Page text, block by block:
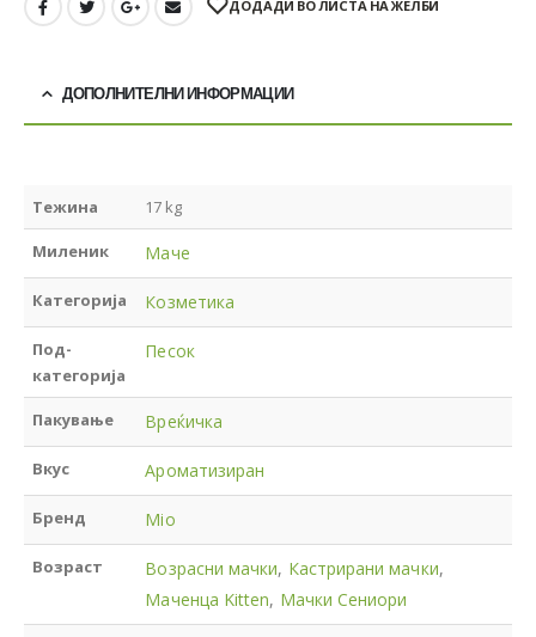
ДОДАДИ ВО ЛИСТА НА ЖЕЛБИ
ДОПОЛНИТЕЛНИ ИНФОРМАЦИИ
Тежина 17 kg
Миленик Маче
Категорија Козметика
Под-
категорија
Песок
Пакување Вреќичка
Вкус Ароматизиран
Бренд Mio
Возраст Возрасни мачки, Кастрирани мачки,
Маченца Kitten, Мачки Сениори